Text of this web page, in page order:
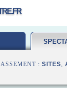
: SITES,